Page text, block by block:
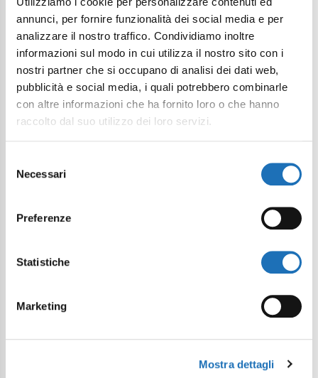
annunci, per fornire funzionalità dei social media e per
analizzare il nostro traffico. Condividiamo inoltre
informazioni sul modo in cui utilizza il nostro sito con i
nostri partner che si occupano di analisi dei dati web,
pubblicità e social media, i quali potrebbero combinarle
con altre informazioni che ha fornito loro o che hanno
raccolto dal suo utilizzo dei loro servizi.
delNecessari
Preferenze
Statistiche
Marketing
Mostra dettagli